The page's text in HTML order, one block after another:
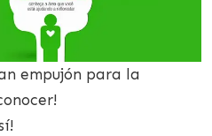
empujón para la